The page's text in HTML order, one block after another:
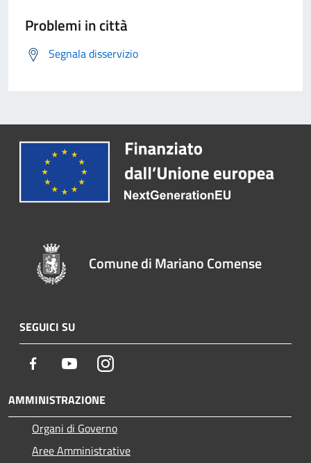
Problemi in città
Segnala disservizio
Comune di Mariano Comense
SEGUICI SU
Facebook YoutubeInstagram
AMMINISTRAZIONE
Organi di Governo
Aree Amministrative